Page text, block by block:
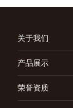
关于我们
产品展示
荣誉资质